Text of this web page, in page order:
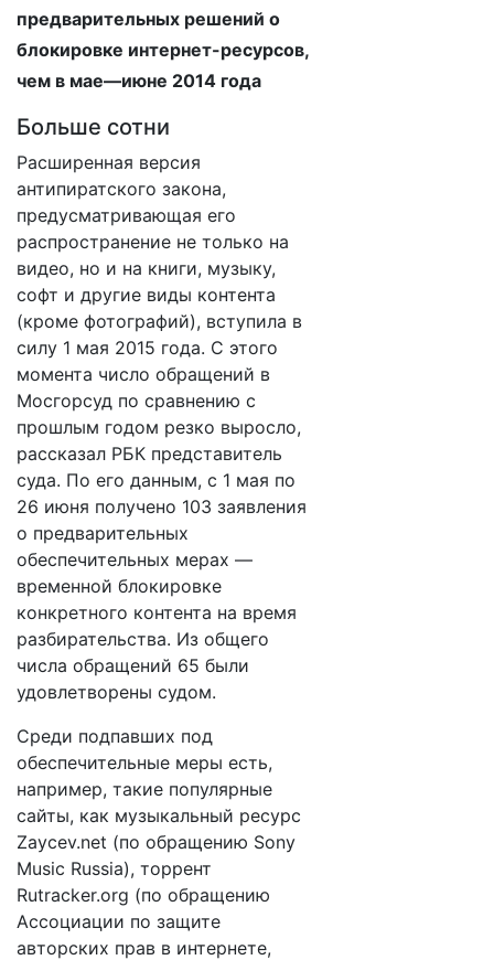
предварительных решений о
блокировке интернет-ресурсов,
чем в мае—июне 2014 года
Больше сотни​
Расширенная версия
антипиратского закона,
предусматривающая его
распространение не только на
видео, но и на книги, музыку,
софт и другие виды контента
(кроме фотографий), вступила в
силу 1 мая 2015 года. С этого
момента число обращений в
Мосгорсуд по сравнению с
прошлым годом резко выросло,
рассказал РБК представитель
суда. По его данным, с 1 мая по
26 июня получено 103 заявления
о предварительных
обеспечительных мерах —
временной блокировке
конкретного контента на время
разбирательства. Из общего
числа обращений 65 были
удовлетворены судом.
Среди подпавших под
обеспечительные меры есть,
например, такие популярные
сайты, как музыкальный ресурс
Zaycev.net (по обращению Sony
Music Russia), торрент
Rutracker.org (по обращению
Ассоциации по защите
авторских прав в интернете,